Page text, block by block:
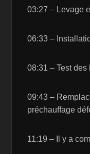
03:27 – Levage
06:33 –
08:31 – Test
09:43 –
préchauffage
11:19 – Il y a